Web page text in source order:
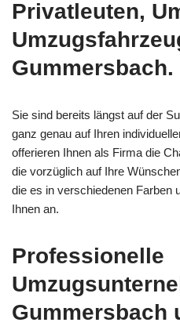
Privatleuten,
Gummersbach.
Sie sind bereits längst auf der
ganz genau auf Ihren
offerieren Ihnen als Firma die
die vorzüglich auf Ihre
die es in verschiedenen Farben
Ihnen an.
Professionelle
Gummersbach